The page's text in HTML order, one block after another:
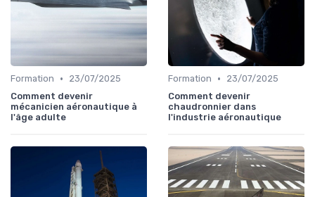
Formation •
23/07/2025
Comment devenir
mécanicien aéronautique à
l'âge adulte
Formation •
23/07/2025
Comment devenir
chaudronnier dans
l'industrie aéronautique